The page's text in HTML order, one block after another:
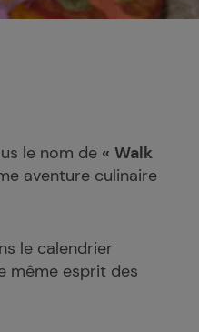
le nom de « Walk
aventure culinaire
le calendrier
même esprit des